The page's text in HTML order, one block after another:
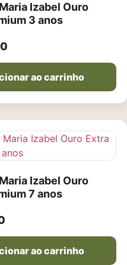
Izabel Ouro
3 anos
ao carrinho
Izabel Ouro
7 anos
ao carrinho